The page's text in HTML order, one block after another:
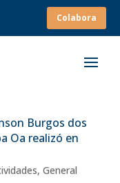
Colabora
Burgos dos
Oa realizó en
, General